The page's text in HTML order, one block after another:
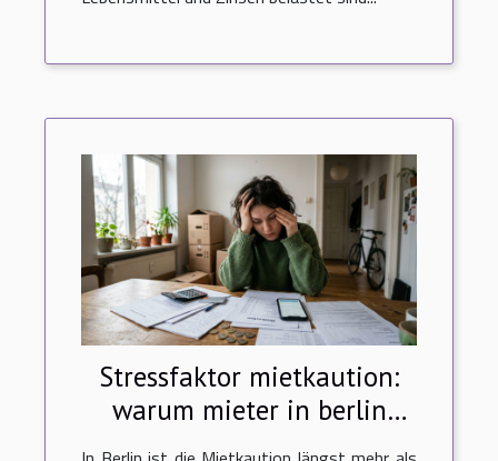
Stressfaktor mietkaution:
warum mieter in berlin
neue wege gehen